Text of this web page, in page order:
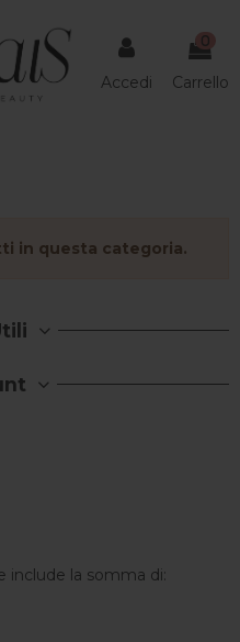
Accedi
0
Carrello
in questa categoria.
include la somma di: